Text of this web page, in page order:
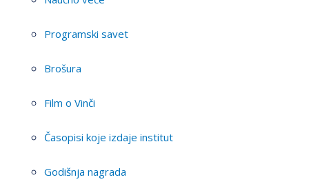
Programski savet
Brošura
Film o Vinči
Časopisi koje izdaje institut
Godišnja nagrada